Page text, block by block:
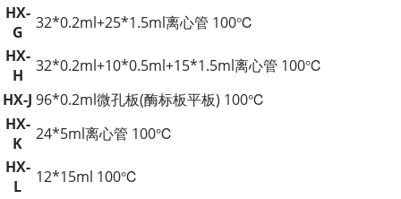
HX-
G
32*0.2ml+25*1.5ml离心管 100℃
HX-
H
32*0.2ml+10*0.5ml+15*1.5ml离心管 100℃
HX-J 96*0.2ml微孔板(酶标板平板) 100℃
HX-
K
24*5ml离心管 100℃
HX-
L
12*15ml 100℃